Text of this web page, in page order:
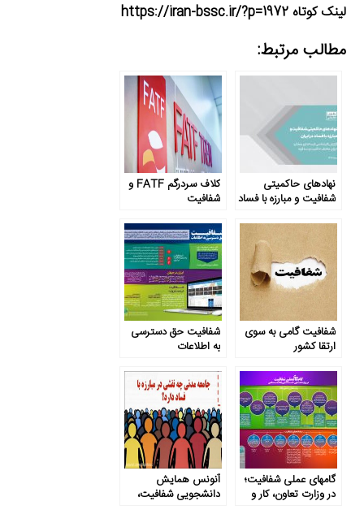
لینک کوتاه https://iran-bssc.ir/?p=1972
مطالب مرتبط:
نهادهای حاکمیتی
شفافیت و مبارزه با فساد
کلاف سردرگم FATF و
شفافیت
شفافیت گامی به سوی
ارتقا کشور
شفافیت حق دسترسی
به اطلاعات
گامهای عملی شفافیت؛
در وزارت تعاون، کار و
آنونس همایش
دانشجویی شفافیت،